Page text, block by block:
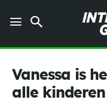
Vanessa is
alle